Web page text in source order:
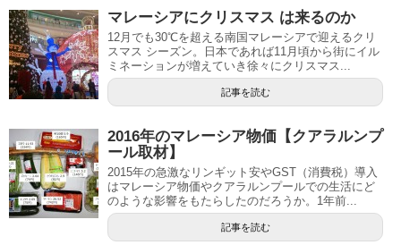
マレーシアにクリスマス は来るのか
12月でも30℃を超える南国マレーシアで迎えるクリ
スマス シーズン。日本であれば11月頃から街にイル
ミネーションが増えていき徐々にクリスマス...
記事を読む
2016年のマレーシア物価【クアラルンプ
ール取材】
2015年の急激なリンギット安やGST（消費税）導入
はマレーシア物価やクアラルンプールでの生活にど
のような影響をもたらしたのだろうか。1年前...
記事を読む